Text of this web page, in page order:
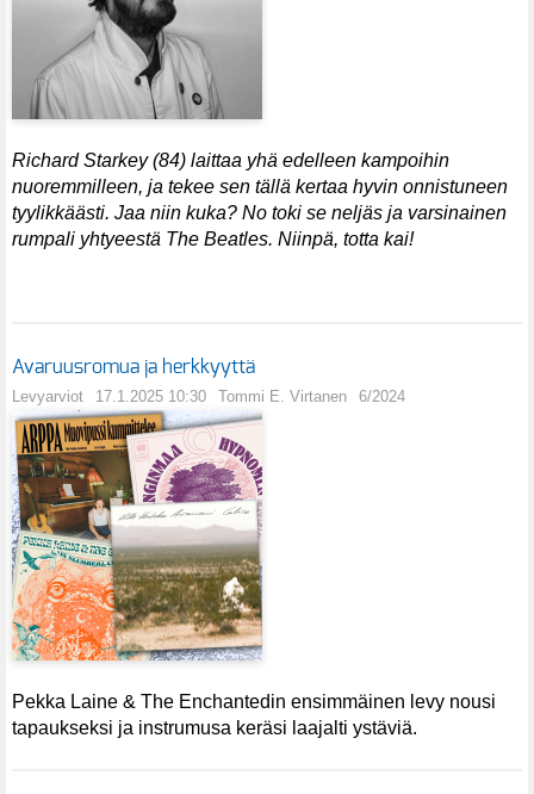
Richard Starkey (84) laittaa yhä edelleen kampoihin
nuoremmilleen, ja tekee sen tällä kertaa hyvin onnistuneen
tyylikkäästi. Jaa niin kuka? No toki se neljäs ja varsinainen
rumpali yhtyeestä The Beatles. Niinpä, totta kai!
Avaruusromua ja herkkyyttä
Levyarviot 17.1.2025 10:30 Tommi E. Virtanen 6/2024
Pekka Laine & The Enchantedin ensimmäinen levy nousi
tapaukseksi ja instrumusa keräsi laajalti ystäviä.